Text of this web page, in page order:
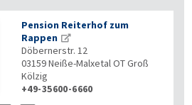
Pension Reiterhof zum
Rappen
Döbernerstr. 12
03159Neiße-Malxetal OT Groß
Kölzig
+49-35600-6660